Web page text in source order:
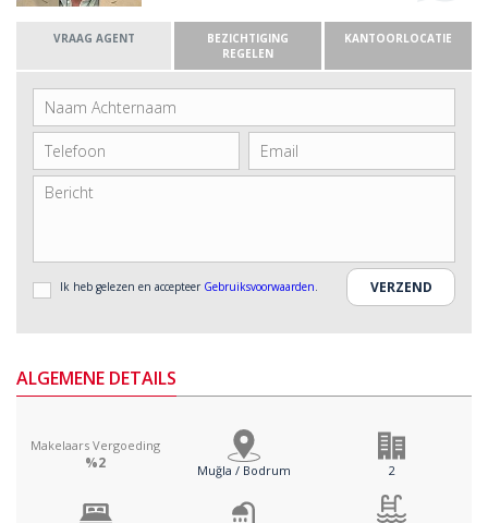
VRAAG AGENT
BEZICHTIGING
REGELEN
KANTOORLOCATIE
Ik heb gelezen en accepteer Gebruiksvoorwaarden.
ALGEMENE DETAILS
Makelaars Vergoeding
%2 Muğla / Bodrum 2